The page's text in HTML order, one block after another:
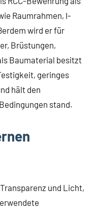
Raumrahmen, I-
wird er für
Brüstungen,
Baumaterial besitzt
geringes
hält den
stand.
und Licht,